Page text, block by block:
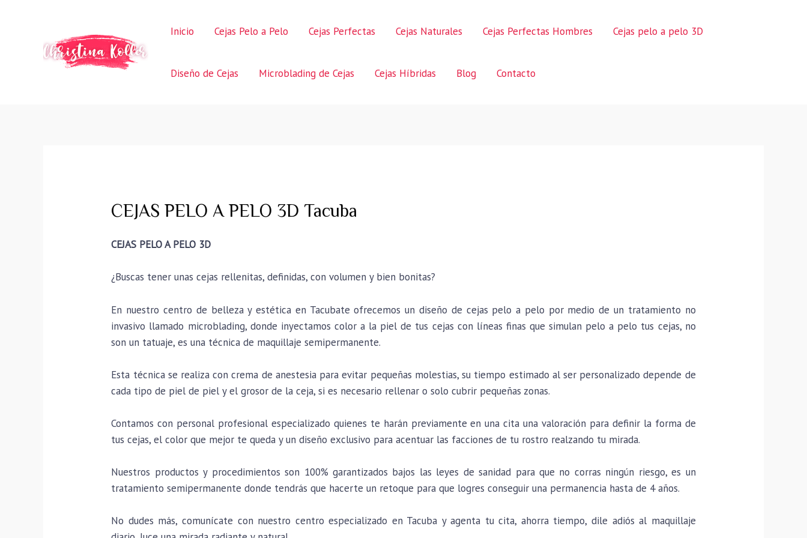
Inicio Cejas Pelo a Pelo Cejas Perfectas Cejas Naturales Cejas Perfectas Hombres Cejas pelo a pelo 3D
Diseño de Cejas Microblading de Cejas Cejas Híbridas Blog Contacto
CEJAS PELO A PELO 3D Tacuba
CEJAS PELO A PELO 3D
¿Buscas tener unas cejas rellenitas, definidas, con volumen y bien bonitas?
En nuestro centro de belleza y estética en Tacubate ofrecemos un diseño de cejas pelo a pelo por medio de un tratamiento no
invasivo llamado microblading, donde inyectamos color a la piel de tus cejas con líneas finas que simulan pelo a pelo tus cejas, no
son un tatuaje, es una técnica de maquillaje semipermanente.
Esta técnica se realiza con crema de anestesia para evitar pequeñas molestias, su tiempo estimado al ser personalizado depende de
cada tipo de piel de piel y el grosor de la ceja, si es necesario rellenar o solo cubrir pequeñas zonas.
Contamos con personal profesional especializado quienes te harán previamente en una cita una valoración para definir la forma de
tus cejas, el color que mejor te queda y un diseño exclusivo para acentuar las facciones de tu rostro realzando tu mirada.
Nuestros productos y procedimientos son 100% garantizados bajos las leyes de sanidad para que no corras ningún riesgo, es un
tratamiento semipermanente donde tendrás que hacerte un retoque para que logres conseguir una permanencia hasta de 4 años.
No dudes más, comunícate con nuestro centro especializado en Tacuba y agenta tu cita, ahorra tiempo, dile adiós al maquillaje